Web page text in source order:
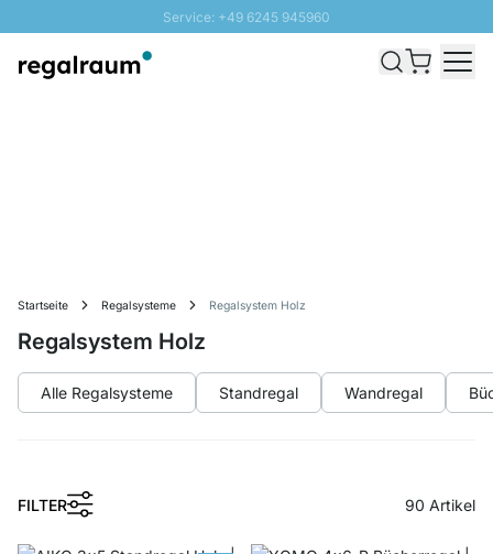
Service: +49 6245 945960
Schnelle Lieferung - Gratis Versand ab 100€
Startseite Regalsysteme Regalsystem Holz
Regalsystem Holz
Alle Regalsysteme Standregal Wandregal
FILTER 90 Artikel